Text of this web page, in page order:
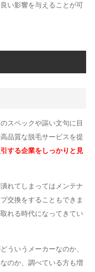
い影響を与えることが可
スペックや謳い文句に目
品質な脱毛サービスを提
引する企業をしっかりと見
れてしまってはメンテナ
交換をすることもできま
れる時代になってきてい
ういうメーカーなのか、
のか、調べている方も増